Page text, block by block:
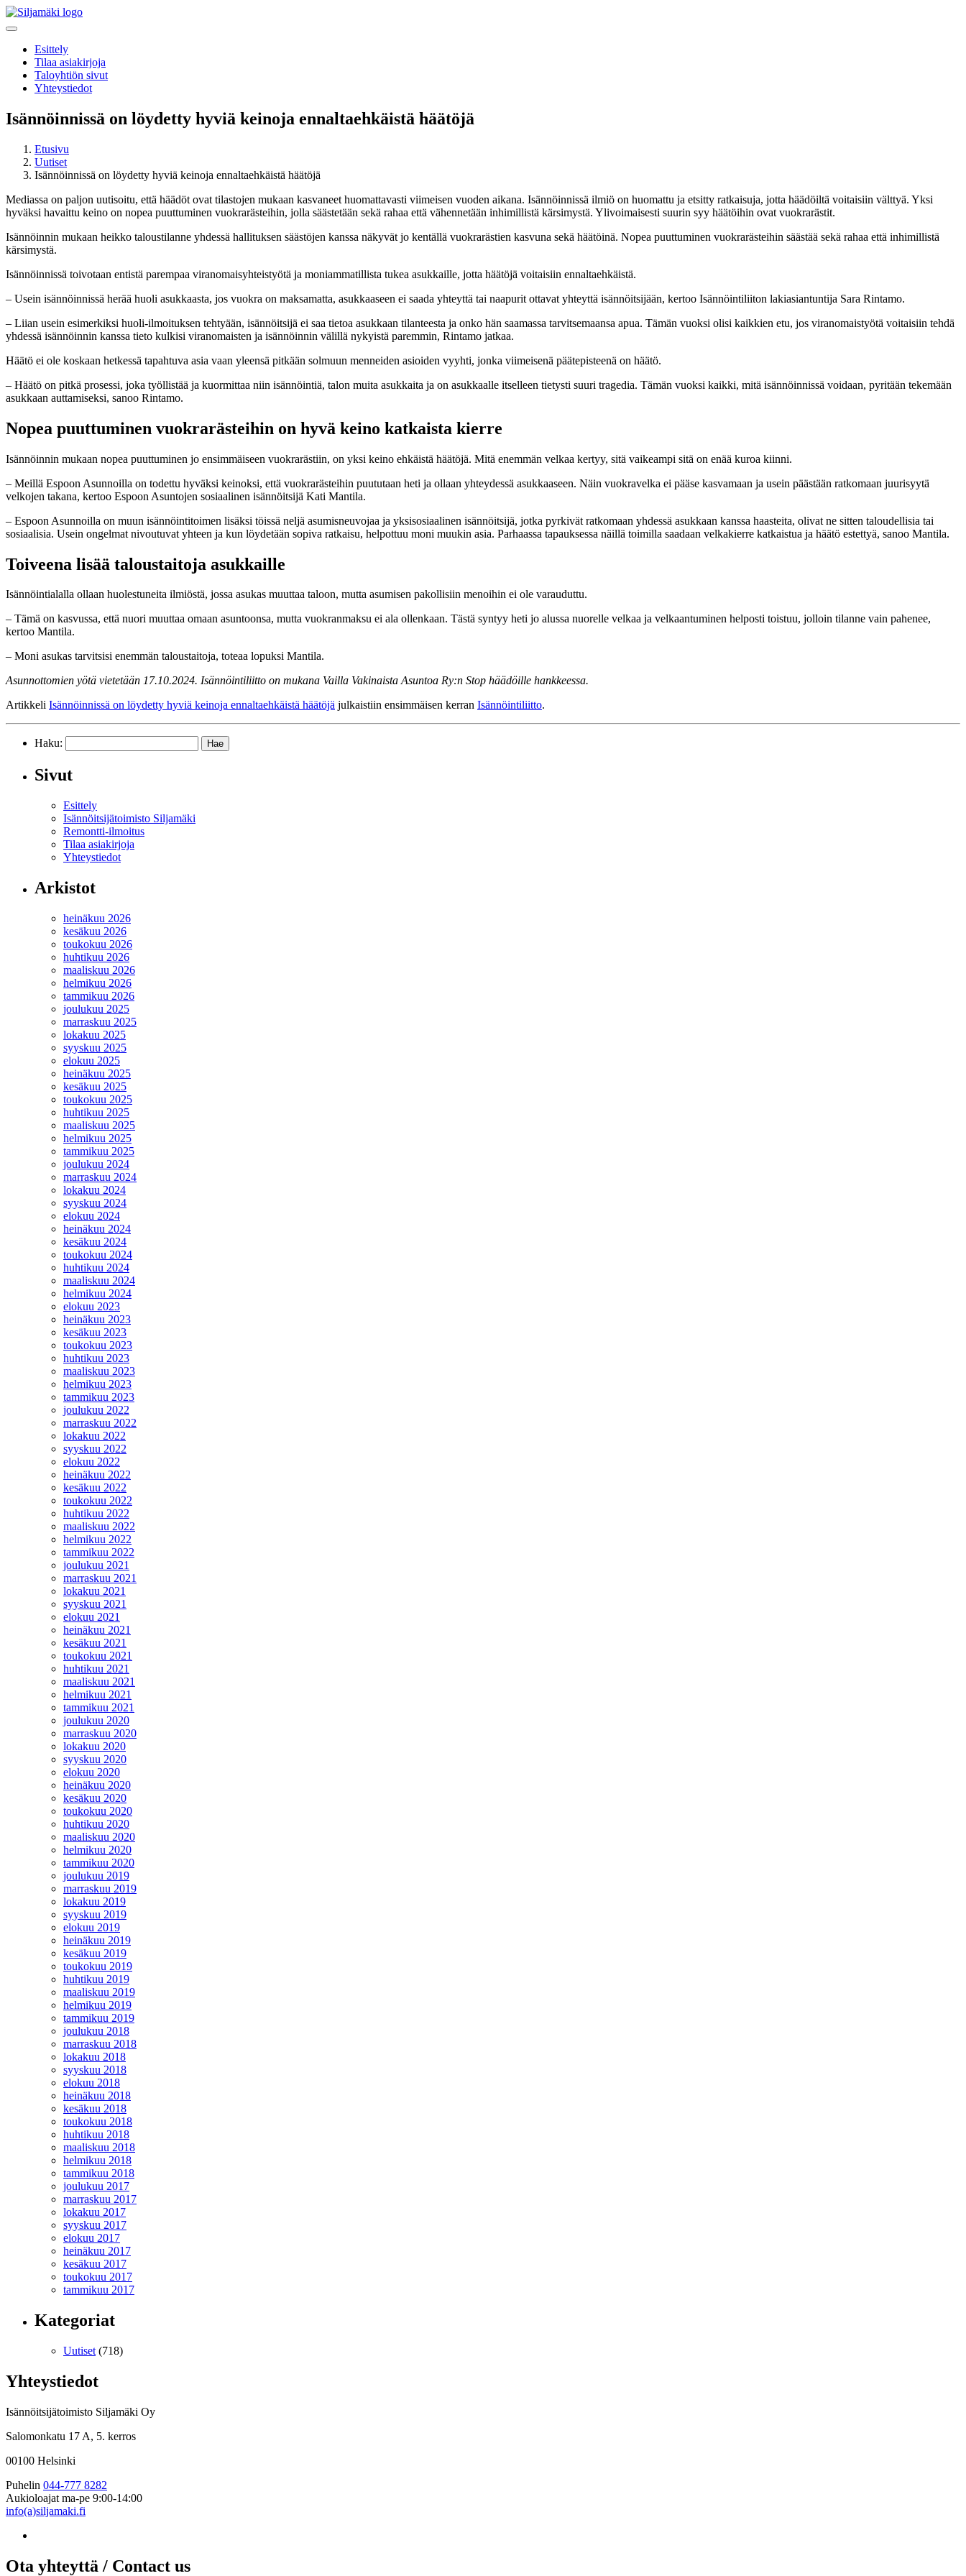
Esittely
Tilaa asiakirjoja
Taloyhtiön sivut
Yhteystiedot
Isännöinnissä on löydetty hyviä keinoja ennaltaehkäistä häätöjä
Etusivu
Uutiset
Isännöinnissä on löydetty hyviä keinoja ennaltaehkäistä häätöjä
Mediassa on paljon uutisoitu, että häädöt ovat tilastojen mukaan kasvaneet huomattavasti viimeisen vuoden aikana. Isännöinnissä ilmiö on huomattu ja etsitty ratkaisuja, jotta häädöiltä voitaisiin välttyä. Yksi
hyväksi havaittu keino on nopea puuttuminen vuokrarästeihin, jolla säästetään sekä rahaa että vähennetään inhimillistä kärsimystä. Ylivoimaisesti suurin syy häätöihin ovat vuokrarästit.
Isännöinnin mukaan heikko taloustilanne yhdessä hallituksen säästöjen kanssa näkyvät jo kentällä vuokrarästien kasvuna sekä häätöinä. Nopea puuttuminen vuokrarästeihin säästää sekä rahaa että inhimillistä
kärsimystä.
Isännöinnissä toivotaan entistä parempaa viranomaisyhteistyötä ja moniammatillista tukea asukkaille, jotta häätöjä voitaisiin ennaltaehkäistä.
– Usein isännöinnissä herää huoli asukkaasta, jos vuokra on maksamatta, asukkaaseen ei saada yhteyttä tai naapurit ottavat yhteyttä isännöitsijään, kertoo Isännöintiliiton lakiasiantuntija Sara Rintamo.
– Liian usein esimerkiksi huoli-ilmoituksen tehtyään, isännöitsijä ei saa tietoa asukkaan tilanteesta ja onko hän saamassa tarvitsemaansa apua. Tämän vuoksi olisi kaikkien etu, jos viranomaistyötä voitaisiin tehdä
yhdessä isännöinnin kanssa tieto kulkisi viranomaisten ja isännöinnin välillä nykyistä paremmin, Rintamo jatkaa.
Häätö ei ole koskaan hetkessä tapahtuva asia vaan yleensä pitkään solmuun menneiden asioiden vyyhti, jonka viimeisenä päätepisteenä on häätö.
– Häätö on pitkä prosessi, joka työllistää ja kuormittaa niin isännöintiä, talon muita asukkaita ja on asukkaalle itselleen tietysti suuri tragedia. Tämän vuoksi kaikki, mitä isännöinnissä voidaan, pyritään tekemään
asukkaan auttamiseksi, sanoo Rintamo.
Nopea puuttuminen vuokrarästeihin on hyvä keino katkaista kierre
Isännöinnin mukaan nopea puuttuminen jo ensimmäiseen vuokrarästiin, on yksi keino ehkäistä häätöjä. Mitä enemmän velkaa kertyy, sitä vaikeampi sitä on enää kuroa kiinni.
– Meillä Espoon Asunnoilla on todettu hyväksi keinoksi, että vuokrarästeihin puututaan heti ja ollaan yhteydessä asukkaaseen. Näin vuokravelka ei pääse kasvamaan ja usein päästään ratkomaan juurisyytä
velkojen takana, kertoo Espoon Asuntojen sosiaalinen isännöitsijä Kati Mantila.
– Espoon Asunnoilla on muun isännöintitoimen lisäksi töissä neljä asumisneuvojaa ja yksisosiaalinen isännöitsijä, jotka pyrkivät ratkomaan yhdessä asukkaan kanssa haasteita, olivat ne sitten taloudellisia tai
sosiaalisia. Usein ongelmat nivoutuvat yhteen ja kun löydetään sopiva ratkaisu, helpottuu moni muukin asia. Parhaassa tapauksessa näillä toimilla saadaan velkakierre katkaistua ja häätö estettyä, sanoo Mantila.
Toiveena lisää taloustaitoja asukkaille
Isännöintialalla ollaan huolestuneita ilmiöstä, jossa asukas muuttaa taloon, mutta asumisen pakollisiin menoihin ei ole varauduttu.
– Tämä on kasvussa, että nuori muuttaa omaan asuntoonsa, mutta vuokranmaksu ei ala ollenkaan. Tästä syntyy heti jo alussa nuorelle velkaa ja velkaantuminen helposti toistuu, jolloin tilanne vain pahenee,
kertoo Mantila.
– Moni asukas tarvitsisi enemmän taloustaitoja, toteaa lopuksi Mantila.
Asunnottomien yötä vietetään 17.10.2024. Isännöintiliitto on mukana Vailla Vakinaista Asuntoa Ry:n Stop häädöille hankkeessa.
Artikkeli Isännöinnissä on löydetty hyviä keinoja ennaltaehkäistä häätöjä julkaistiin ensimmäisen kerran Isännöintiliitto.
Haku:
Sivut
Esittely
Isännöitsijätoimisto Siljamäki
Remontti-ilmoitus
Tilaa asiakirjoja
Yhteystiedot
Arkistot
heinäkuu 2026
kesäkuu 2026
toukokuu 2026
huhtikuu 2026
maaliskuu 2026
helmikuu 2026
tammikuu 2026
joulukuu 2025
marraskuu 2025
lokakuu 2025
syyskuu 2025
elokuu 2025
heinäkuu 2025
kesäkuu 2025
toukokuu 2025
huhtikuu 2025
maaliskuu 2025
helmikuu 2025
tammikuu 2025
joulukuu 2024
marraskuu 2024
lokakuu 2024
syyskuu 2024
elokuu 2024
heinäkuu 2024
kesäkuu 2024
toukokuu 2024
huhtikuu 2024
maaliskuu 2024
helmikuu 2024
elokuu 2023
heinäkuu 2023
kesäkuu 2023
toukokuu 2023
huhtikuu 2023
maaliskuu 2023
helmikuu 2023
tammikuu 2023
joulukuu 2022
marraskuu 2022
lokakuu 2022
syyskuu 2022
elokuu 2022
heinäkuu 2022
kesäkuu 2022
toukokuu 2022
huhtikuu 2022
maaliskuu 2022
helmikuu 2022
tammikuu 2022
joulukuu 2021
marraskuu 2021
lokakuu 2021
syyskuu 2021
elokuu 2021
heinäkuu 2021
kesäkuu 2021
toukokuu 2021
huhtikuu 2021
maaliskuu 2021
helmikuu 2021
tammikuu 2021
joulukuu 2020
marraskuu 2020
lokakuu 2020
syyskuu 2020
elokuu 2020
heinäkuu 2020
kesäkuu 2020
toukokuu 2020
huhtikuu 2020
maaliskuu 2020
helmikuu 2020
tammikuu 2020
joulukuu 2019
marraskuu 2019
lokakuu 2019
syyskuu 2019
elokuu 2019
heinäkuu 2019
kesäkuu 2019
toukokuu 2019
huhtikuu 2019
maaliskuu 2019
helmikuu 2019
tammikuu 2019
joulukuu 2018
marraskuu 2018
lokakuu 2018
syyskuu 2018
elokuu 2018
heinäkuu 2018
kesäkuu 2018
toukokuu 2018
huhtikuu 2018
maaliskuu 2018
helmikuu 2018
tammikuu 2018
joulukuu 2017
marraskuu 2017
lokakuu 2017
syyskuu 2017
elokuu 2017
heinäkuu 2017
kesäkuu 2017
toukokuu 2017
tammikuu 2017
Kategoriat
Uutiset (718)
Yhteystiedot
Isännöitsijätoimisto Siljamäki Oy
Salomonkatu 17 A, 5. kerros
00100 Helsinki
Puhelin 044-777 8282
Aukioloajat ma-pe 9:00-14:00
info(a)siljamaki.fi
Ota yhteyttä / Contact us